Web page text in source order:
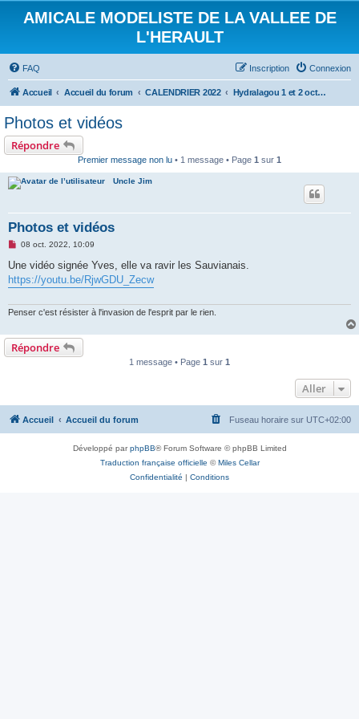
AMICALE MODELISTE DE LA VALLEE DE
L'HERAULT
FAQ Connexion
Inscription
Accueil Accueil du forum CALENDRIER 2022 Hydralagou 1 et 2 octobre 2022
Photos et vidéos
Répondre
Premier message non lu • 1 message • Page 1 sur 1
Uncle Jim
Photos et vidéos
M
s
a
n
l
u
08 oct. 2022, 10:09
Une vidéo signée Yves, elle va ravir les Sauvianais.
https://youtu.be/RjwGDU_Zecw
Penser c'est résister à l'invasion de l'esprit par le rien.
Répondre
1 message • Page 1 sur 1
Aller
Accueil Accueil du forum Fuseau horaire sur UTC+02:00
Développé parphpBB® Forum Software © phpBB Limited
Traduction française officielle ©Miles Cellar
Confidentialité | Conditions